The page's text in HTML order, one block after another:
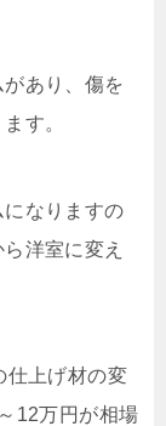
あり、傷を
す。
なりますの
洋室に変え
仕上げ材の変
12万円が相場